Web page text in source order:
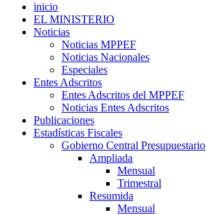
inicio
EL MINISTERIO
Noticias
Noticias MPPEF
Noticias Nacionales
Especiales
Entes Adscritos
Entes Adscritos del MPPEF
Noticias Entes Adscritos
Publicaciones
Estadísticas Fiscales
Gobierno Central Presupuestario
Ampliada
Mensual
Trimestral
Resumida
Mensual